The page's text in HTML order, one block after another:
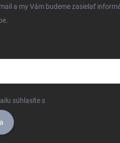
a my Vám budeme zasielať
súhlasíte s